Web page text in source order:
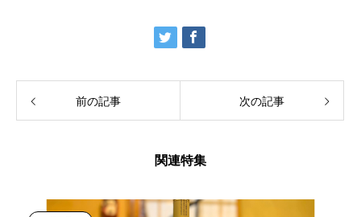
前の記事 次の記事
関連特集